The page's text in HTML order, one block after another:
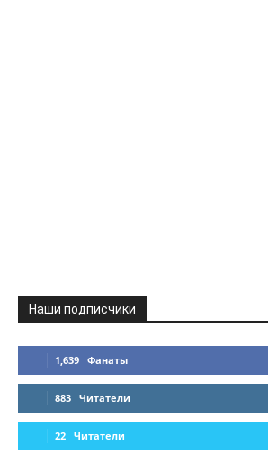
Наши подписчики
1,639 Фанаты
883 Читатели
22 Читатели